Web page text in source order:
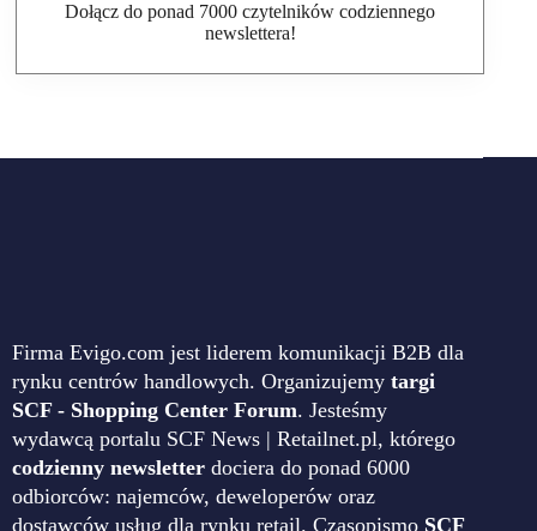
Dołącz do ponad 7000 czytelników codziennego
newslettera!
Firma Evigo.com jest liderem komunikacji B2B dla
rynku centrów handlowych. Organizujemy targi
SCF - Shopping Center Forum. Jesteśmy
wydawcą portalu SCF News | Retailnet.pl, którego
codzienny newsletter dociera do ponad 6000
odbiorców: najemców, deweloperów oraz
dostawców usług dla rynku retail. Czasopismo SCF